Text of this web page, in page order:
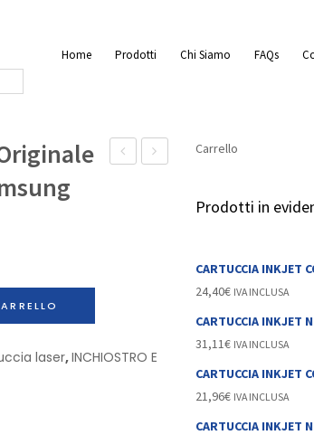
Home Prodotti Chi Siamo FAQs
SCX4100D3
laser,INCHIOSTRO E
Carrello
Prodotti in
CARTUCCIA INKJET
24,40€ IVA INCLUSA
CARTUCCIA INKJET
31,11€ IVA INCLUSA
CARTUCCIA INKJET
21,96€ IVA INCLUSA
CARTUCCIA INKJET